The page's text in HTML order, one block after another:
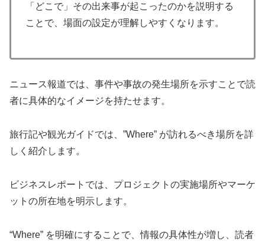
「どこで」その出来事が起こったのかを説明する
ことで、場面の設定が理解しやすくなります。
ニュース報道では、事件や事故の発生場所を示すことで読
者に具体的なイメージを持たせます。
旅行記や観光ガイドでは、”Where” が訪れるべき場所を詳
しく紹介します。
ビジネスレポートでは、プロジェクトの実施場所やマーケ
ットの所在地を明示します。
“Where” を明確にすることで、情報の具体性が増し、読者